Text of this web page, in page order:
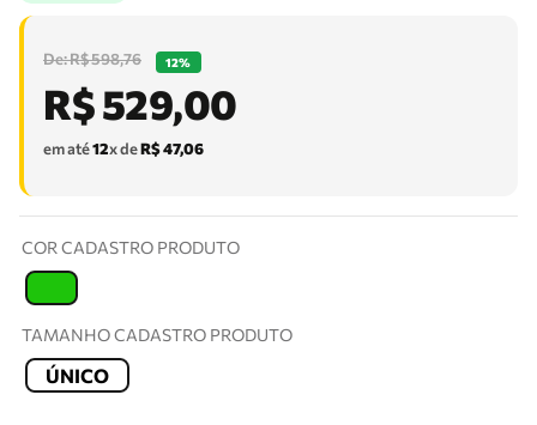
R$598,76 12%
R$529,00
em até12x deR$47,06
COR CADASTRO PRODUTO
TAMANHO CADASTRO PRODUTO
ÚNICO